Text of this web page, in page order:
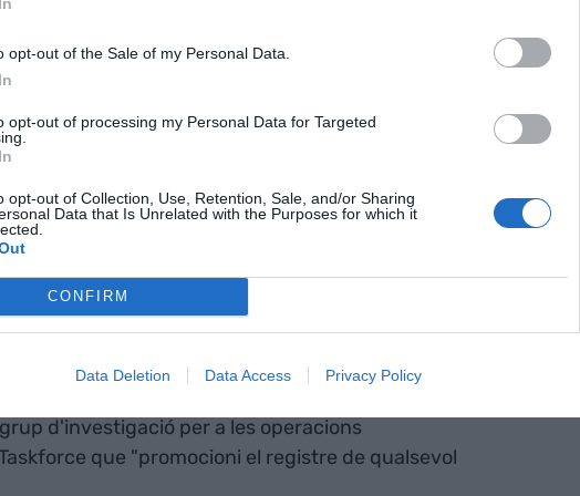
opt-out of the Sale of my Personal Data.
opt-out of processing my Personal Data for Targeted
opt-out of Collection, Use, Retention, Sale, and/or Sharing
Data that Is Unrelated with the Purposes for which it
CONFIRM
Data Deletion Data Access Privacy Policy
cap
que no
Europea segueixen les recomanacions del
per les seves sigles en anglès– de les
el governador del Banc d'Espanya, coincidint
d'acceptar cap actuació en criptoactius que no
amb un especial focus en la governança
altres missions, els legisladors europeus
d'investigació per a les operacions
que "promocioni el registre de qualsevol